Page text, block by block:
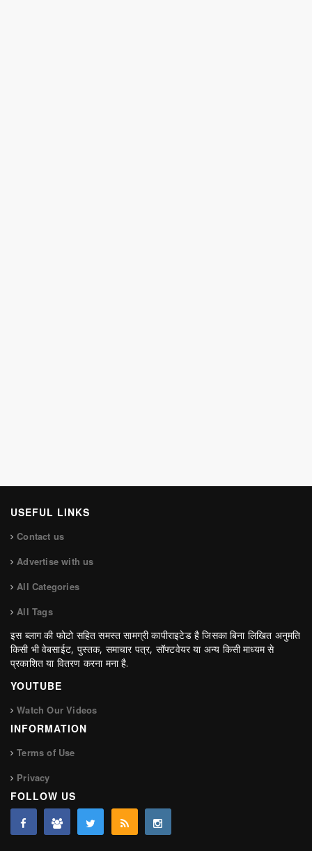
USEFUL LINKS
Contact us
Advertise with us
All Categories
All Tags
इस ब्लाग की फोटो सहित समस्त सामग्री कापीराइटेड है जिसका बिना लिखित अनुमति
किसी भी वेबसाईट, पुस्तक, समाचार पत्र, सॉफ्टवेयर या अन्य किसी माध्यम से
प्रकाशित या वितरण करना मना है.
YOUTUBE
Watch Our Videos
INFORMATION
Terms of Use
Privacy
FOLLOW US